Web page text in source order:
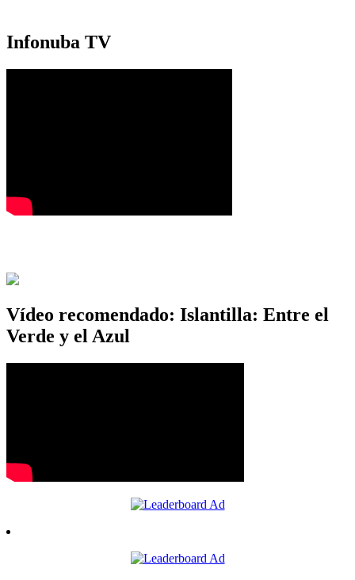
Infonuba TV
Vídeo recomendado: Islantilla: Entre el
Verde y el Azul